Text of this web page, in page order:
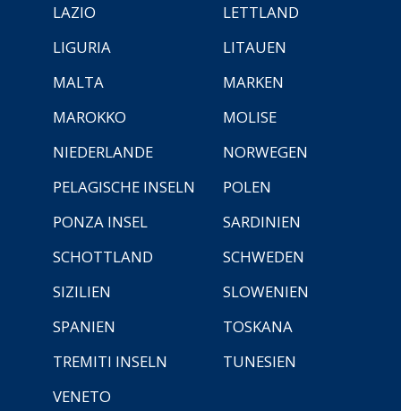
LAZIO
LETTLAND
LIGURIA
LITAUEN
MALTA
MARKEN
MAROKKO
MOLISE
NIEDERLANDE
NORWEGEN
PELAGISCHE INSELN
POLEN
PONZA INSEL
SARDINIEN
SCHOTTLAND
SCHWEDEN
SIZILIEN
SLOWENIEN
SPANIEN
TOSKANA
TREMITI INSELN
TUNESIEN
VENETO